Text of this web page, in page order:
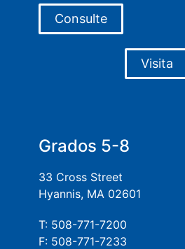
Consulte
Visita
Grados 5-8
33 Cross Street
Hyannis, MA 02601
T: 508-771-7200
F: 508-771-7233